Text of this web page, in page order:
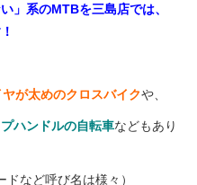
」系のMTBを三島店では、
ヤが太めのクロスバイクや、
ハンドルの自転車などもあり
ドなど呼び名は様々）